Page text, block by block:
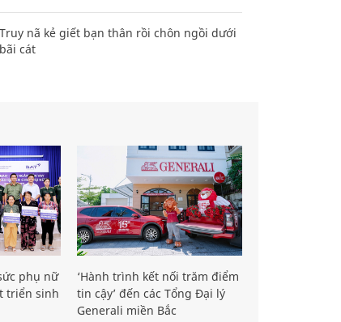
Truy nã kẻ giết bạn thân rồi chôn ngồi dưới
bãi cát
phụ nữ
triển sinh
‘Hành trình kết nối trăm điểm
tin cậy’ đến các Tổng Đại lý
Generali miền Bắc